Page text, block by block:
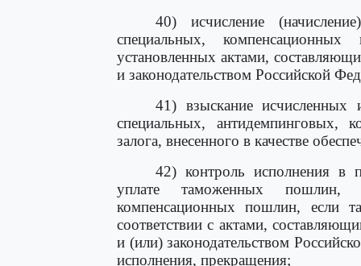
40) исчисление
специальных,
установленных актами,
и законодательством Российской
41) взыскание
специальных, антидемпинговых,
залога, внесенного в качестве
42) контроль исполнения в
уплате таможенных пошлин,
компенсационных пошлин, если
соответствии с актами,
и (или) законодательством
исполнения, прекращения;